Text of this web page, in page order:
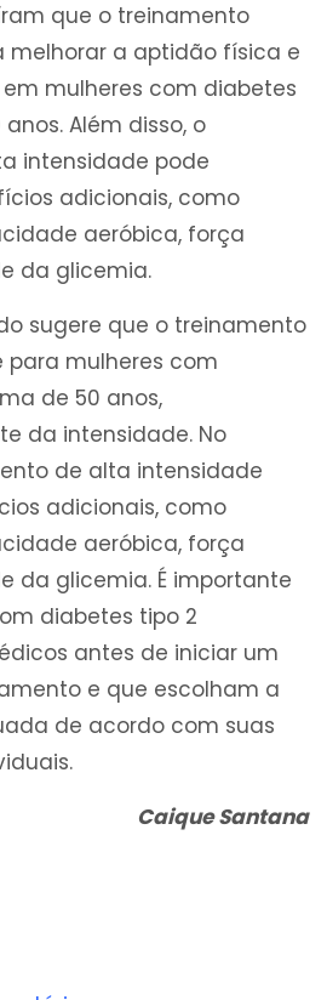
que o treinamento
melhorar a aptidão física e
mulheres com diabetes
Além disso, o
intensidade pode
adicionais, como
aeróbica, força
da glicemia.
sugere que o treinamento
mulheres com
de 50 anos,
da intensidade. No
de alta intensidade
adicionais, como
aeróbica, força
da glicemia. É importante
diabetes tipo 2
antes de iniciar um
e que escolham a
de acordo com suas
Caique Santana